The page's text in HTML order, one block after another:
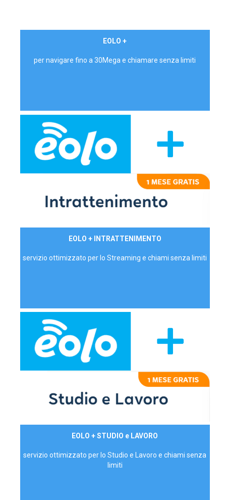
EOLO +
per navigare fino a 30Mega e chiamare senza limiti
EOLO + INTRATTENIMENTO
servizio ottimizzato per lo Streaming e chiami senza limiti
EOLO + STUDIO e LAVORO
servizio ottimizzato per lo Studio e Lavoro e chiami senza
limiti